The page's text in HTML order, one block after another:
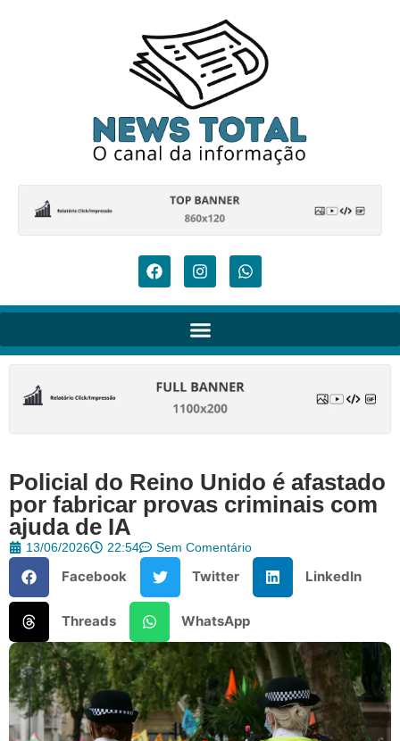
Policial do Reino Unido é afastado
por fabricar provas criminais com
ajuda de IA
13/06/2026 22:54 Sem Comentário
Facebook Twitter LinkedIn
Threads WhatsApp